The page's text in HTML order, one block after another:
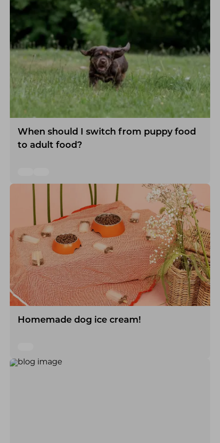
When should I switch from puppy food
to adult food?
Homemade dog ice cream!